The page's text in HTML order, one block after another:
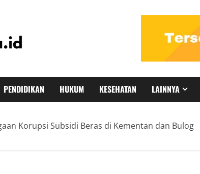
PENDIDIKAN HUKUM KESEHATAN LAINNYA
Korupsi Subsidi Beras di Kementan dan Bulog